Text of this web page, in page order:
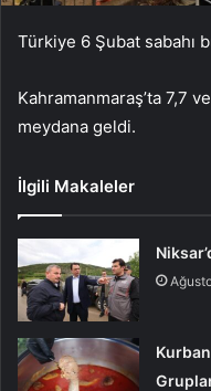
Türkiye 6 Şubat sabahı
Kahramanmaraş’ta 7,7
meydana geldi.
İlgili Makaleler